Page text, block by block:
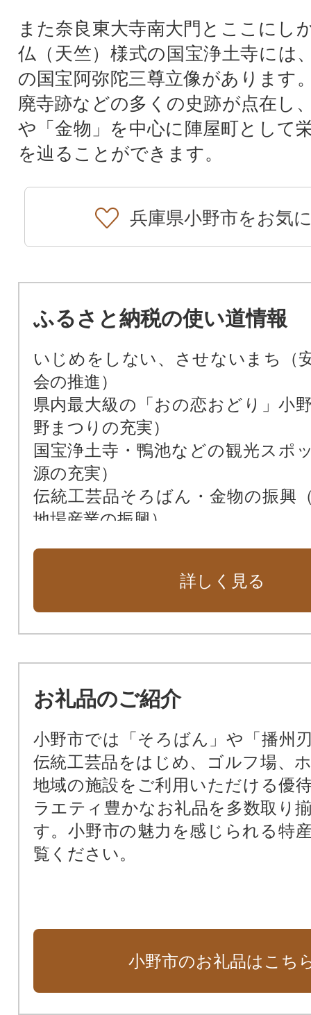
また奈良東大寺南大門とここにし
仏（天竺）様式の国宝浄土寺には
の国宝阿弥陀三尊立像があります
廃寺跡などの多くの史跡が点在し
や「金物」を中心に陣屋町として
を辿ることができます。
兵庫県小野市をお気
ふるさと納税の使い道情報
いじめをしない、させないまち（
会の推進）
県内最大級の「おの恋おどり」小
野まつりの充実）
国宝浄土寺・鴨池などの観光スポ
源の充実）
伝統工芸品そろばん・金物の振興
地場産業の振興）
災害に強く安心して暮らせるまち
高校３年生（満18歳になる年度）
無料化（福祉の充実）
詳しく見る
お礼品のご紹介
小野市では「そろばん」や「播州
伝統工芸品をはじめ、ゴルフ場、
地域の施設をご利用いただける優
ラエティ豊かなお礼品を多数取り
す。小野市の魅力を感じられる特
覧ください。
小野市のお礼品はこち